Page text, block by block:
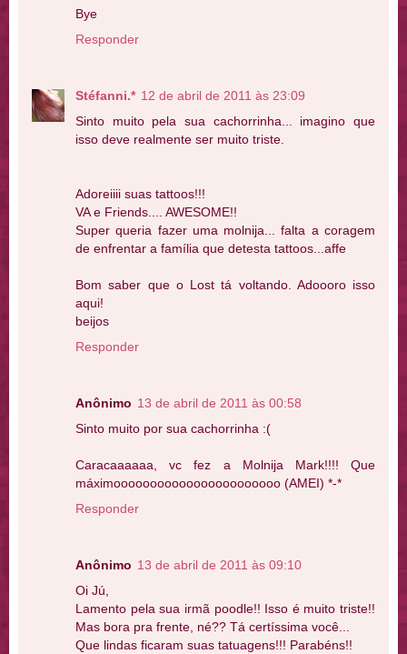
Bye
Responder
Stéfanni.* 12 de abril de 2011 às 23:09
Sinto muito pela sua cachorrinha... imagino que
isso deve realmente ser muito triste.
Adoreiiii suas tattoos!!!
VA e Friends.... AWESOME!!
Super queria fazer uma molnija... falta a coragem
de enfrentar a família que detesta tattoos...affe
Bom saber que o Lost tá voltando. Adoooro isso
aqui!
beijos
Responder
Anônimo 13 de abril de 2011 às 00:58
Sinto muito por sua cachorrinha :(
Caracaaaaaa, vc fez a Molnija Mark!!!! Que
máximooooooooooooooooooooooo (AMEI) *-*
Responder
Anônimo 13 de abril de 2011 às 09:10
Oi Jú,
Lamento pela sua irmã poodle!! Isso é muito triste!!
Mas bora pra frente, né?? Tá certíssima você...
Que lindas ficaram suas tatuagens!!! Parabéns!!